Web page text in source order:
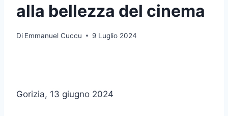
alla bellezza del cinema
Di Emmanuel Cuccu 9 Luglio 2024
Gorizia, 13 giugno 2024